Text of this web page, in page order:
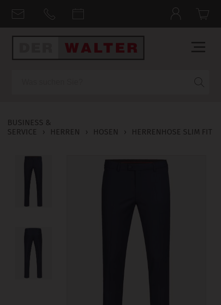
BUSINESS &
SERVICE
› HERREN › HOSEN › HERRENHOSE SLIM FIT